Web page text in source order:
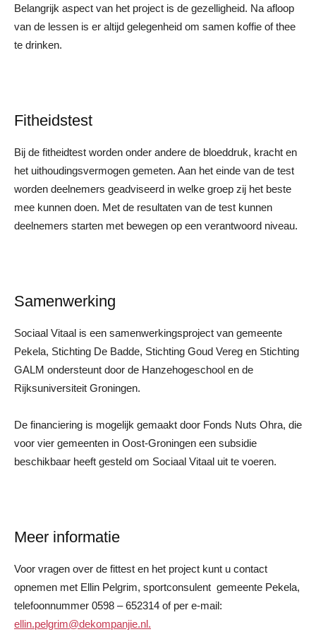
Belangrijk aspect van het project is de gezelligheid. Na afloop
van de lessen is er altijd gelegenheid om samen koffie of thee
te drinken.
Fitheidstest
Bij de fitheidtest worden onder andere de bloeddruk, kracht en
het uithoudingsvermogen gemeten. Aan het einde van de test
worden deelnemers geadviseerd in welke groep zij het beste
mee kunnen doen. Met de resultaten van de test kunnen
deelnemers starten met bewegen op een verantwoord niveau.
Samenwerking
Sociaal Vitaal is een samenwerkingsproject van gemeente
Pekela, Stichting De Badde, Stichting Goud Vereg en Stichting
GALM ondersteunt door de Hanzehogeschool en de
Rijksuniversiteit Groningen.
De financiering is mogelijk gemaakt door Fonds Nuts Ohra, die
voor vier gemeenten in Oost-Groningen een subsidie
beschikbaar heeft gesteld om Sociaal Vitaal uit te voeren.
Meer informatie
Voor vragen over de fittest en het project kunt u contact
opnemen met Ellin Pelgrim, sportconsulent gemeente Pekela,
telefoonnummer 0598 – 652314 of per e-mail:
ellin.pelgrim@dekompanjie.nl.